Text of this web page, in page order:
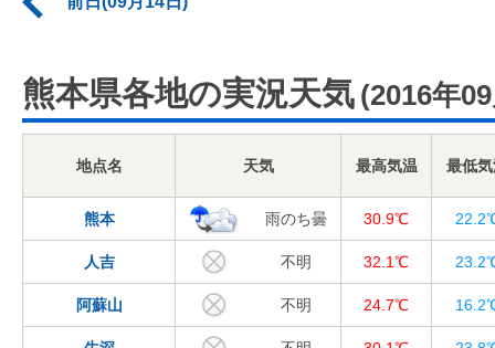
熊本県各地の実況天気 (2016年
地点名 天気 最高気温 最低
熊本 雨のち曇 30.9℃
人吉 不明 32.1℃
阿蘇山 不明 24.7℃